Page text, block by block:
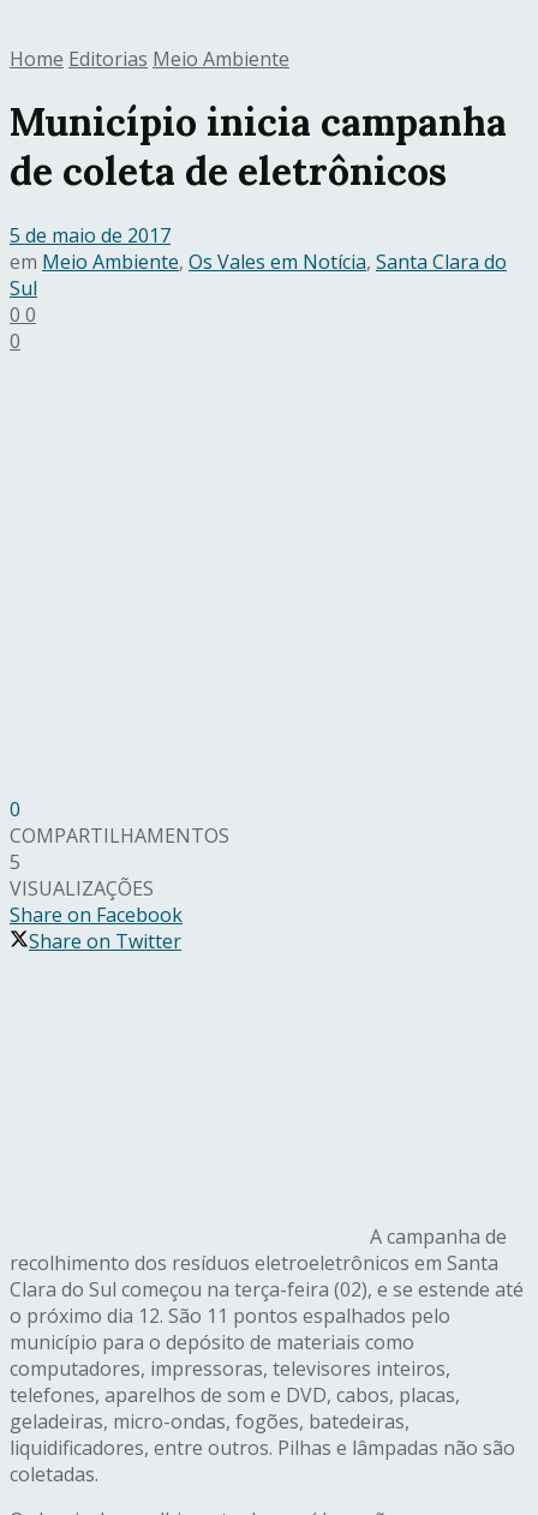
Home Editorias Meio Ambiente
Município inicia campanha
de coleta de eletrônicos
5 de maio de 2017
em Meio Ambiente, Os Vales em Notícia, Santa Clara do
Sul
0 0
0
0
COMPARTILHAMENTOS
5
VISUALIZAÇÕES
Share on Facebook
Share on Twitter
A campanha de
recolhimento dos resíduos eletroeletrônicos em Santa
Clara do Sul começou na terça-feira (02), e se estende até
o próximo dia 12. São 11 pontos espalhados pelo
município para o depósito de materiais como
computadores, impressoras, televisores inteiros,
telefones, aparelhos de som e DVD, cabos, placas,
geladeiras, micro-ondas, fogões, batedeiras,
liquidificadores, entre outros. Pilhas e lâmpadas não são
coletadas.